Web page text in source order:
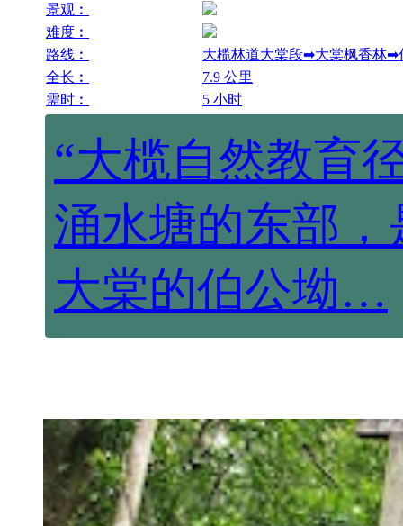
景观︰
难度︰
路线︰
大榄林道大棠段➡大棠枫香林
全长︰
7.9 公里
需时︰
5 小时
“大榄自然教育
涌水塘的东部
大棠的伯公坳…